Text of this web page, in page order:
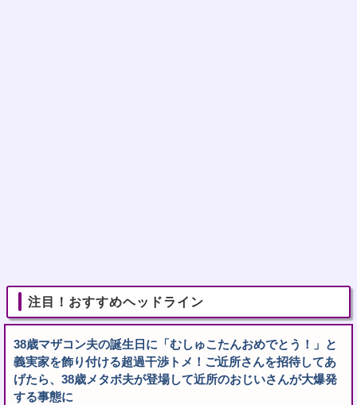
注目！おすすめヘッドライン
38歳マザコン夫の誕生日に「むしゅこたんおめでとう！」と
義実家を飾り付ける超過干渉トメ！ご近所さんを招待してあ
げたら、38歳メタボ夫が登場して近所のおじいさんが大爆発
する事態に